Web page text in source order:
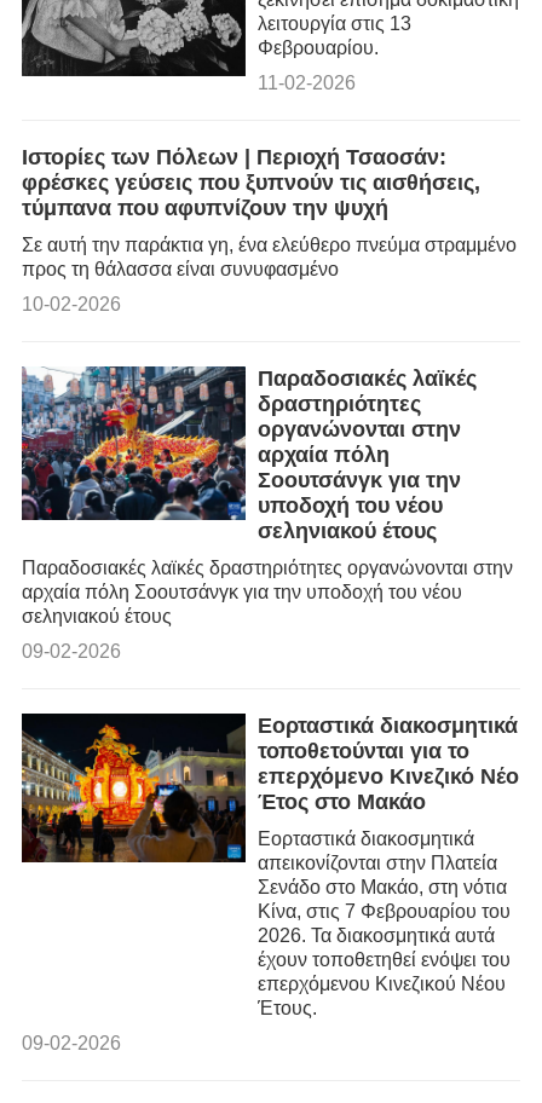
λειτουργία στις 13
Φεβρουαρίου.
11-02-2026
Ιστορίες των Πόλεων | Περιοχή Τσαοσάν:
φρέσκες γεύσεις που ξυπνούν τις αισθήσεις,
τύμπανα που αφυπνίζουν την ψυχή
Σε αυτή την παράκτια γη, ένα ελεύθερο πνεύμα στραμμένο
προς τη θάλασσα είναι συνυφασμένο
10-02-2026
Παραδοσιακές λαϊκές
δραστηριότητες
οργανώνονται στην
αρχαία πόλη
Σοουτσάνγκ για την
υποδοχή του νέου
σεληνιακού έτους
Παραδοσιακές λαϊκές δραστηριότητες οργανώνονται στην
αρχαία πόλη Σοουτσάνγκ για την υποδοχή του νέου
σεληνιακού έτους
09-02-2026
Εορταστικά διακοσμητικά
τοποθετούνται για το
επερχόμενο Κινεζικό Νέο
Έτος στο Μακάο
Εορταστικά διακοσμητικά
απεικονίζονται στην Πλατεία
Σενάδο στο Μακάο, στη νότια
Κίνα, στις 7 Φεβρουαρίου του
2026. Τα διακοσμητικά αυτά
έχουν τοποθετηθεί ενόψει του
επερχόμενου Κινεζικού Νέου
Έτους.
09-02-2026